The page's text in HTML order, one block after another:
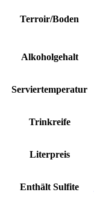
Terroir/Boden
Alkoholgehalt
Serviertemperatur
Trinkreife
Literpreis
Enthält Sulfite